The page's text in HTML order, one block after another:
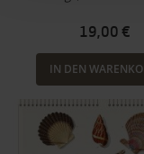
19,00 €
IN DEN